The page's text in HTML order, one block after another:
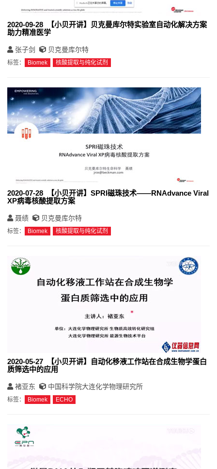
2020-09-28 【小贝开讲】贝克曼库尔特实验室自动化解决方案
助力精准医学
张子剑 贝克曼库尔特
标签： Biomek 核酸提取与纯化试剂
2020-07-28 【小贝开讲】SPRI磁珠技术——RNAdvance Viral
XP病毒核酸提取方案
聂绩 贝克曼库尔特
标签： Biomek 核酸提取与纯化试剂
2020-05-27 【小贝开讲】自动化移液工作站在合成生物学蛋白
质筛选中的应用
褚亚东 中国科学院大连化学物理研究所
标签： Biomek ECHO